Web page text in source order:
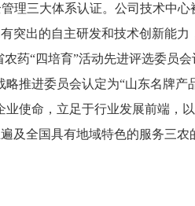
理三大体系认证。公司技术中
突出的自主研发和技术创新能
药“四培育”活动先进评选委员会
推进委员会认定为“山东名牌产
业使命，立足于行业发展前端，
及全国具有地域特色的服务三